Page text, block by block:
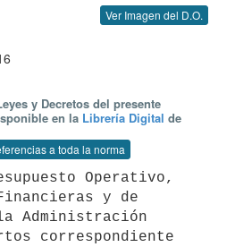
Ver Imagen del D.O.
y Decretos del presente
en la Librería Digital de
a toda la norma
y de
Administración
correspondiente